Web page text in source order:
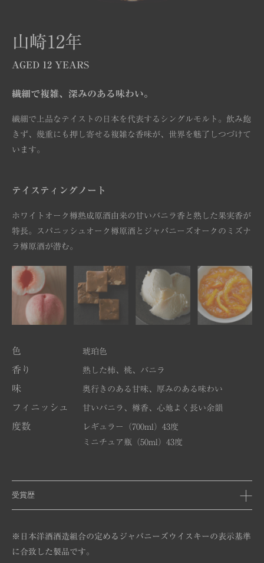
山崎12年
AGED 12 YEARS
繊細で複雑、深みのある味わい。
繊細で上品なテイストの日本を代表するシングルモルト。飲み飽
きず、幾重にも押し寄せる複雑な香味が、世界を魅了しつづけて
います。
テイスティングノート
ホワイトオーク樽熟成原酒由来の甘いバニラ香と熟した果実香が
特長。スパニッシュオーク樽原酒とジャパニーズオークのミズナ
ラ樽原酒が潜む。
色 琥珀色
香り 熟した柿、桃、バニラ
味 奥行きのある甘味、厚みのある味わい
フィニッシュ 甘いバニラ、樽香、心地よく長い余韻
度数
レギュラー（700ml）43度
ミニチュア瓶（50ml）43度
受賞歴
※日本洋酒酒造組合の定めるジャパニーズウイスキーの表示基準
に合致した製品です。